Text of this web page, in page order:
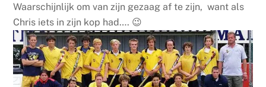
Waarschijnlijk om van zijn gezaag af te zijn, want als
Chris iets in zijn kop had…. 😉